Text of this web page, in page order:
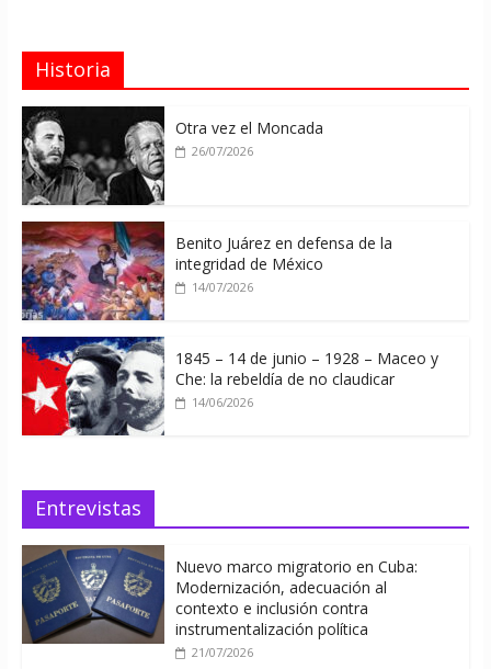
Historia
Otra vez el Moncada
26/07/2026
Benito Juárez en defensa de la
integridad de México
14/07/2026
1845 – 14 de junio – 1928 – Maceo y
Che: la rebeldía de no claudicar
14/06/2026
Entrevistas
Nuevo marco migratorio en Cuba:
Modernización, adecuación al
contexto e inclusión contra
instrumentalización política
21/07/2026